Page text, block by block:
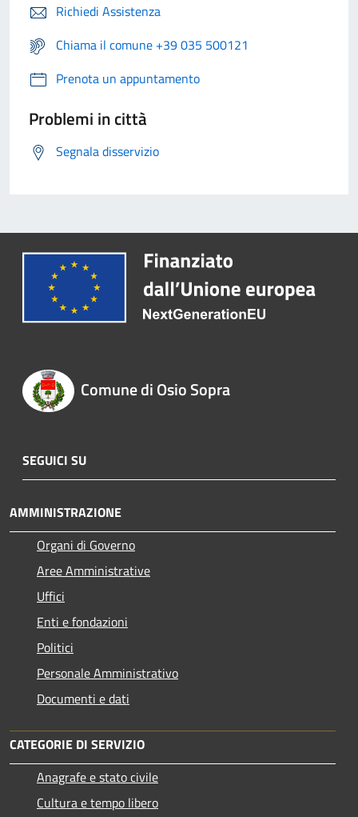
Richiedi Assistenza
Chiama il comune +39 035 500121
Prenota un appuntamento
Problemi in città
Segnala disservizio
Comune di Osio Sopra
SEGUICI SU
AMMINISTRAZIONE
Organi di Governo
Aree Amministrative
Uffici
Enti e fondazioni
Politici
Personale Amministrativo
Documenti e dati
CATEGORIE DI SERVIZIO
Anagrafe e stato civile
Cultura e tempo libero